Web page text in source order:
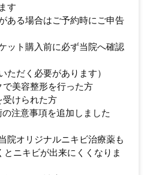
す
ある場合はご予約時にご申告
ット購入前に必ず当院へ確認
ただく必要があります）
で美容整形を行った方
受けられた方
注意事項を追加しました
院オリジナルニキビ治療薬も
ニキビが出来にくくなりま